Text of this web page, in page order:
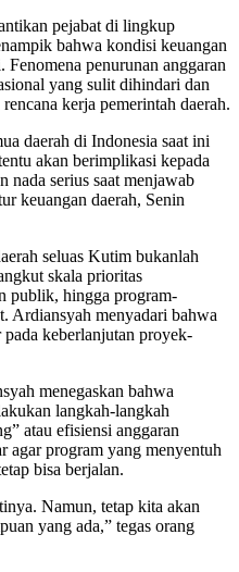
pejabat di lingkup
bahwa kondisi keuangan
Fenomena penurunan anggaran
yang sulit dihindari dan
kerja pemerintah daerah.
daerah di Indonesia saat ini
akan berimplikasi kepada
nada serius saat menjawab
keuangan daerah, Senin
seluas Kutim bukanlah
skala prioritas
publik, hingga program-
Ardiansyah menyadari bahwa
pada keberlanjutan proyek-
menegaskan bahwa
langkah-langkah
atau efisiensi anggaran
agar program yang menyentuh
bisa berjalan.
Namun, tetap kita akan
yang ada,” tegas orang